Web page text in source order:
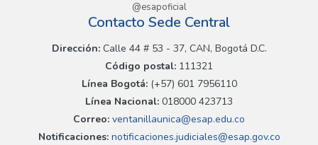
@esapoficial
Contacto Sede Central
Dirección:Calle 44 # 53 - 37, CAN, Bogotá D.C.
Código postal: 111321
Línea Bogotá:(+57) 601 7956110
Línea Nacional: 018000 423713
Correo: ventanillaunica@esap.edu.co
Notificaciones:notificaciones.judiciales@esap.gov.co